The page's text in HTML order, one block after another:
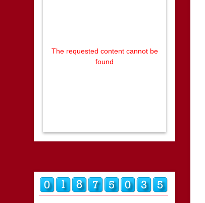
The requested content cannot be
found